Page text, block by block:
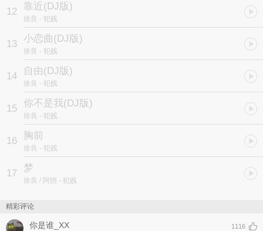
12 靠近(DJ版)
徐良 - 犯贱
13 小恋曲(DJ版)
徐良 - 犯贱
14 自由(DJ版)
徐良 - 犯贱
15 你不是我(DJ版)
徐良 - 犯贱
16 胸前
徐良 - 犯贱
17 梦
徐良 / 阿悄 - 犯贱
精彩评论
你是谁_XX 1116